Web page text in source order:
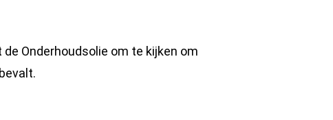
Onderhoudsolie om te kijken om